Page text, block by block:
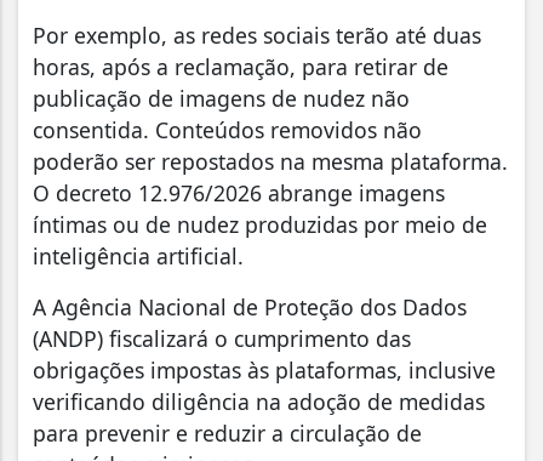
Por exemplo, as redes sociais terão até duas
horas, após a reclamação, para retirar de
publicação de imagens de nudez não
consentida. Conteúdos removidos não
poderão ser repostados na mesma plataforma.
O decreto 12.976/2026 abrange imagens
íntimas ou de nudez produzidas por meio de
inteligência artificial.
A Agência Nacional de Proteção dos Dados
(ANDP) fiscalizará o cumprimento das
obrigações impostas às plataformas, inclusive
verificando diligência na adoção de medidas
para prevenir e reduzir a circulação de